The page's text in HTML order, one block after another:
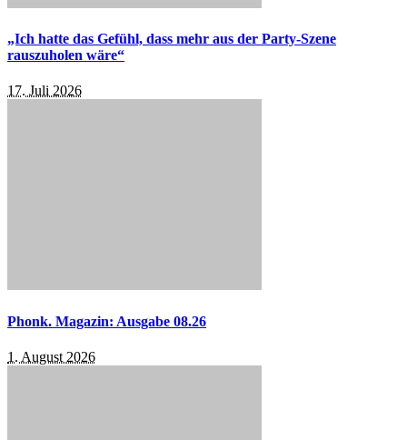
„Ich hatte das Gefühl, dass mehr aus der Party-Szene
rauszuholen wäre“
17. Juli 2026
Phonk. Magazin: Ausgabe 08.26
1. August 2026